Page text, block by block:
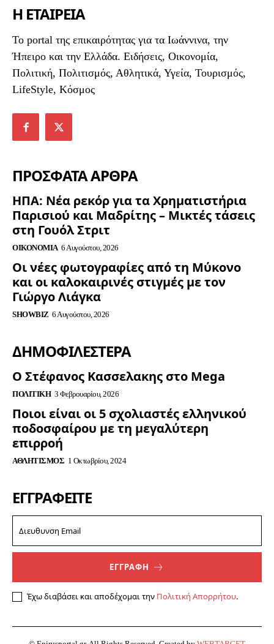
Η ΕΤΑΙΡΕΙΑ
To portal της επικαιρότητας για τα Ιωάννινα, την
Ήπειρο και την Ελλάδα. Ειδήσεις, Οικονομία,
Πολιτική, Πολιτισμός, Αθλητικά, Υγεία, Τουρισμός,
LifeStyle, Κόσμος
ΠΡΟΣΦΑΤΑ ΑΡΘΡΑ
ΗΠΑ: Νέα ρεκόρ για τα Χρηματιστήρια
Παρισιού και Μαδρίτης – Μικτές τάσεις
στη Γουόλ Στριτ
ΟΙΚΟΝΟΜΊΑ 6 Αυγούστου, 2026
Οι νέες φωτογραφίες από τη Μύκονο
και οι καλοκαιρινές στιγμές με τον
Γιώργο Λιάγκα
SHOWBIZ 6 Αυγούστου, 2026
ΔΗΜΟΦΙΛΈΣΤΕΡΑ
Ο Στέφανος Κασσελακης στο Mega
ΠΟΛΙΤΙΚΉ 3 Φεβρουαρίου, 2026
Ποιοι είναι οι 5 σχολιαστές ελληνικού
ποδοσφαίρου με τη μεγαλύτερη
επιρροή
ΑΘΛΗΤΙΣΜΌΣ 1 Οκτωβρίου, 2024
ΕΓΓΡΑΦΕΊΤΕ
ΕΓΓΡΑΦΗ
Έχω διαβάσει και αποδέχομαι την Πολιτική Απορρήτου.